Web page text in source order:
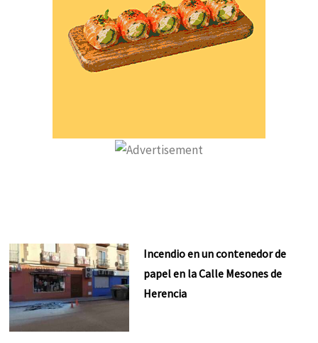
Incendio en un contenedor de
papel en la Calle Mesones de
Herencia